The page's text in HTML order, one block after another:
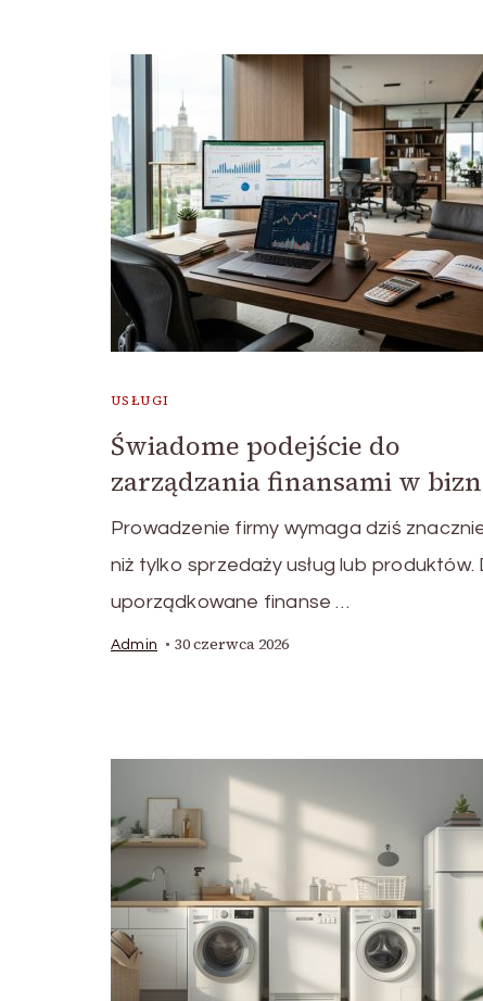
USŁUGI
Świadome podejście do
zarządzania finansami w
Prowadzenie firmy wymaga dziś
niż tylko sprzedaży usług lub produktów.
uporządkowane finanse …
Admin 30 czerwca 2026